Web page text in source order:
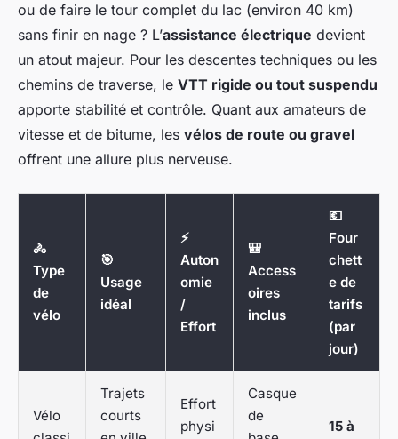
ou de faire le tour complet du lac (environ 40 km)
sans finir en nage ? L’assistance électrique devient
un atout majeur. Pour les descentes techniques ou les
chemins de traverse, le VTT rigide ou tout suspendu
apporte stabilité et contrôle. Quant aux amateurs de
vitesse et de bitume, les vélos de route ou gravel
offrent une allure plus nerveuse.
🚴
Type
de
vélo
🎯
Usage
idéal
⚡
Auton
omie
/
Effort
🎒
Access
oires
inclus
💶
Four
chett
e de
tarifs
(par
jour)
Vélo
Trajets
courts
Effort
physi
Casque
de
15 à